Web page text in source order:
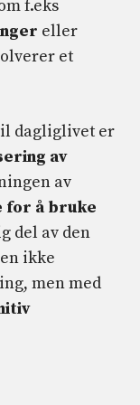
f.eks
eller
et
dagliglivet er
av
av
for å bruke
del av den
ikke
men med